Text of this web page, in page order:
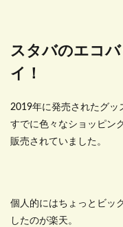
スタバのエコ
イ！
2019年に発売されたグッ
すでに色々なショッピン
販売されていました。
個人的にはちょっとビッ
したのが楽天。